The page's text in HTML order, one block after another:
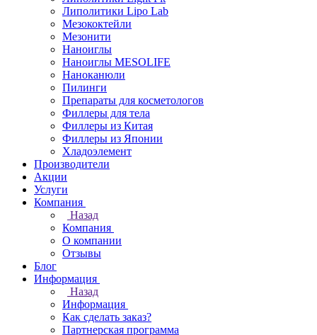
Липолитики Lipo Lab
Мезококтейли
Мезонити
Наноиглы
Наноиглы MESOLIFE
Наноканюли
Пилинги
Препараты для косметологов
Филлеры для тела
Филлеры из Китая
Филлеры из Японии
Хладоэлемент
Производители
Акции
Услуги
Компания
Назад
Компания
О компании
Отзывы
Блог
Информация
Назад
Информация
Как сделать заказ?
Партнерская программа